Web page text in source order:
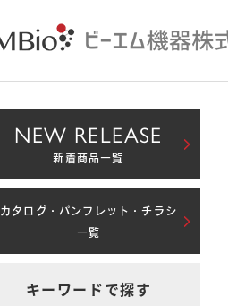
NEW RELEASE
新着商品一覧
カタログ・パンフレット・チラシ
一覧
キーワードで探す